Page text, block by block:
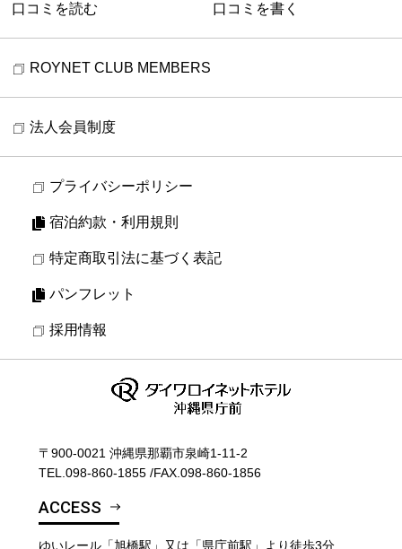
口コミを読む 口コミを書く
ROYNET CLUB MEMBERS
法人会員制度
プライバシーポリシー
宿泊約款・利用規則
特定商取引法に基づく表記
パンフレット
採用情報
〒900-0021 沖縄県那覇市泉崎1-11-2
TEL.098-860-1855 /FAX.098-860-1856
ACCESS
ゆいレール「旭橋駅」又は「県庁前駅」より徒歩3分